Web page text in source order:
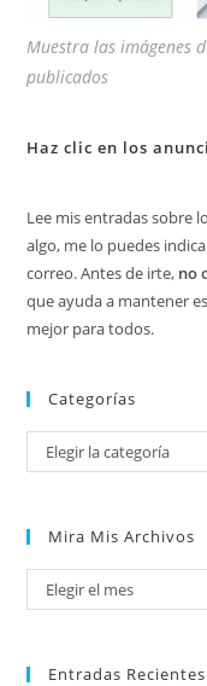
Muestra las imágenes
publicados
Haz clic en los
Lee mis entradas sobre
algo, me lo puedes
correo. Antes de irte, no
que ayuda a mantener
mejor para todos.
Categorías
Categorías
Elegir la categoría
Mira Mis Archivos
Mira
mis
Elegir el mes
Entradas Recientes